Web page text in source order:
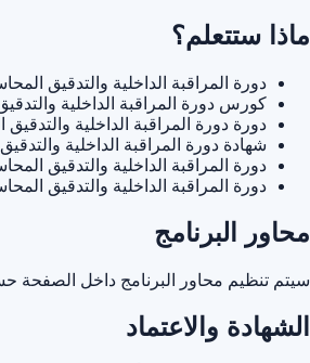
ماذا ستتعلم؟
دورة المراقبة الداخلية والتدقيق
كورس دورة المراقبة الداخلية
دورة دورة المراقبة الداخلية
شهادة دورة المراقبة الداخلية
دورة المراقبة الداخلية والتدقيق
دورة المراقبة الداخلية والتدقيق
محاور البرنامج
سيتم تنظيم محاور البرنامج داخل الصفحة
الشهادة والاعتماد